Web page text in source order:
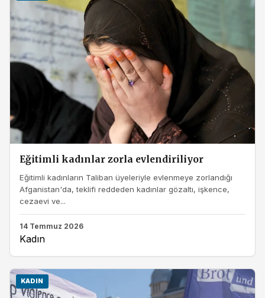
Eğitimli kadınlar zorla evlendiriliyor
Eğitimli kadınların Taliban üyeleriyle evlenmeye zorlandığı
Afganistan'da, teklifi reddeden kadınlar gözaltı, işkence,
cezaevi ve...
14 Temmuz 2026
Kadın
KADIN